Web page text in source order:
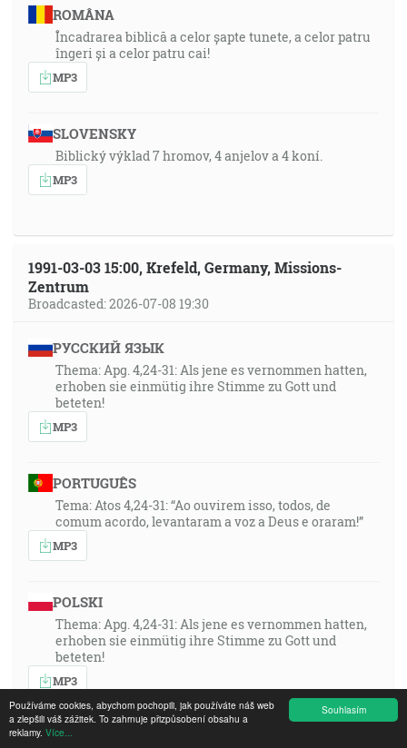
Souhlasím
Používáme cookies, abychom pochopili, jak používáte náš web
a zlepšili váš zážitek. To zahrnuje přizpůsobení obsahu a
reklamy. Více...
ROMÂNA
Încadrarea biblică a celor șapte tunete, a celor patru
îngeri și a celor patru cai!
MP3
SLOVENSKY
Biblický výklad 7 hromov, 4 anjelov a 4 koní.
MP3
1991-03-03 15:00, Krefeld, Germany, Missions-
Zentrum
Broadcasted: 2026-07-08 19:30
РУССКИЙ ЯЗЫК
Thema: Apg. 4,24-31: Als jene es vernommen hatten,
erhoben sie einmütig ihre Stimme zu Gott und
beteten!
MP3
PORTUGUÊS
Tema: Atos 4,24-31: “Ao ouvirem isso, todos, de
comum acordo, levantaram a voz a Deus e oraram!”
MP3
POLSKI
Thema: Apg. 4,24-31: Als jene es vernommen hatten,
erhoben sie einmütig ihre Stimme zu Gott und
beteten!
MP3
ROMÂNA